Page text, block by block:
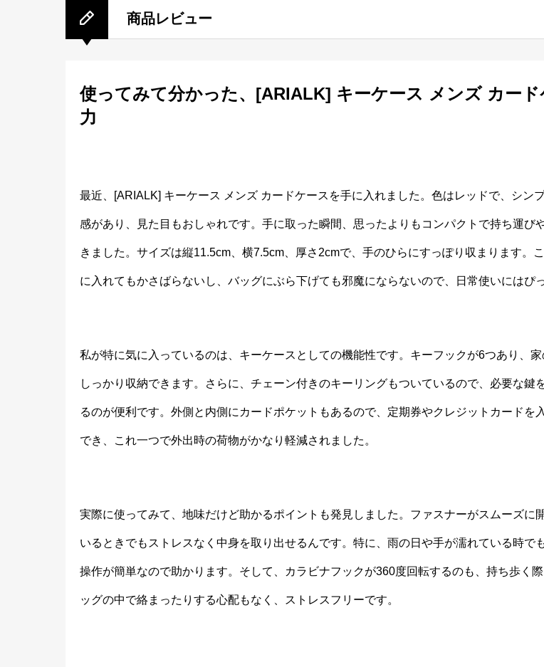
商品レビュー
使ってみて分かった、[ARIALK] キーケース メンズ カー
力
最近、[ARIALK] キーケース メンズ カードケースを手に入れました。色はレッドで、シン
感があり、見た目もおしゃれです。手に取った瞬間、思ったよりもコンパクトで持ち運び
きました。サイズは縦11.5cm、横7.5cm、厚さ2cmで、手のひらにすっぽり収まります。
に入れてもかさばらないし、バッグにぶら下げても邪魔にならないので、日常使いにはぴ
私が特に気に入っているのは、キーケースとしての機能性です。キーフックが6つあり、
しっかり収納できます。さらに、チェーン付きのキーリングもついているので、必要な鍵
るのが便利です。外側と内側にカードポケットもあるので、定期券やクレジットカードを
でき、これ一つで外出時の荷物がかなり軽減されました。
実際に使ってみて、地味だけど助かるポイントも発見しました。ファスナーがスムーズに
いるときでもストレスなく中身を取り出せるんです。特に、雨の日や手が濡れている時で
操作が簡単なので助かります。そして、カラビナフックが360度回転するのも、持ち歩く
ッグの中で絡まったりする心配もなく、ストレスフリーです。